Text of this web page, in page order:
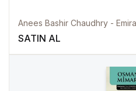
Anees Bashir Chaudhry -
SATIN AL